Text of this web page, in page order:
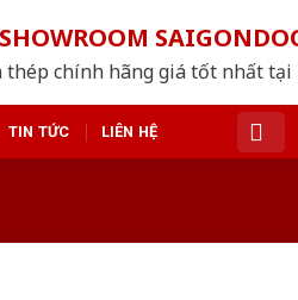
thép chính hãng giá tốt nhất tại
TIN TỨC LIÊN HỆ